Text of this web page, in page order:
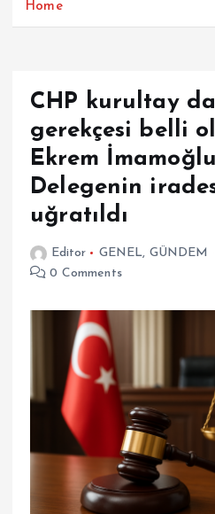
Home
CHP kurultay
gerekçesi belli
Ekrem
Delegenin
uğratıldı
Editor GENEL, GÜNDEM
0 Comments